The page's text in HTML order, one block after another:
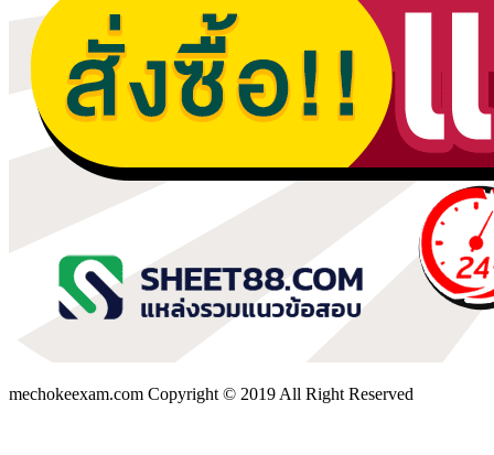
mechokeexam.com Copyright © 2019 All Right Reserved